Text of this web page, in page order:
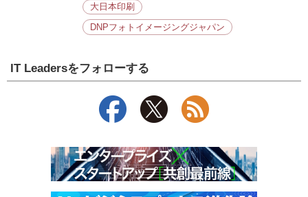
大日本印刷
DNPフォトイメージングジャパン
IT Leadersをフォローする